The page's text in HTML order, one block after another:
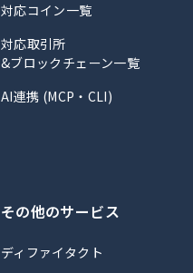
対応コイン一覧
対応取引所
&ブロックチェーン一覧
AI連携 (MCP・CLI)
その他のサービス
ディファイタクト